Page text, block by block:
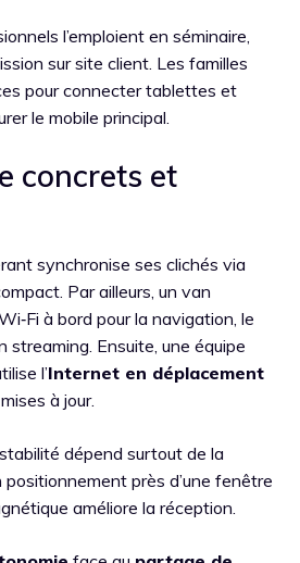
l’emploient en séminaire,
sur site client. Les familles
pour connecter tablettes et
le mobile principal.
concrets et
synchronise ses clichés via
Par ailleurs, un van
à bord pour la navigation, le
Ensuite, une équipe
l’Internet en déplacement
à jour.
dépend surtout de la
positionnement près d’une fenêtre
améliore la réception.